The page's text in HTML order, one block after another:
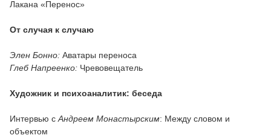
Лакана «Перенос»
От случая к случаю
Элен Бонно: Аватары переноса
Глеб Напреенко: Чревовещатель
Художник и психоаналитик: беседа
Интервью сАндреем Монастырским: Между словом и
объектом